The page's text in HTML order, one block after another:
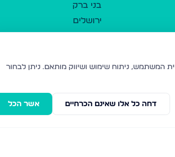
בני ברק
ירושלים
בית שמש
ביתר עילית
ניתן לבחור
אשר הכל דחה כל אלו שאינם הכרחיים